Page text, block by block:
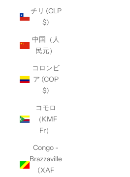
チリ (CLP
$)
中国（人
民元）
コロンビ
ア (COP
$)
コモロ
（KMF
Fr）
Congo -
Brazzaville
(XAF